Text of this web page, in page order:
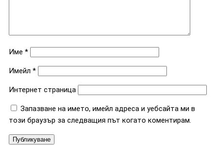
Име *
Имейл *
Интернет страница
Запазване на името, имейл адреса и уебсайта ми в
този браузър за следващия път когато коментирам.